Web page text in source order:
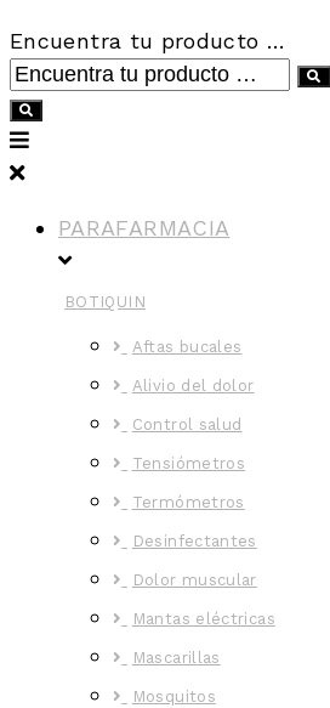
Encuentra tu producto …
PARAFARMACIA
BOTIQUIN
Aftas bucales
Alivio del dolor
Control salud
Tensiómetros
Termómetros
Desinfectantes
Dolor muscular
Mantas eléctricas
Mascarillas
Mosquitos